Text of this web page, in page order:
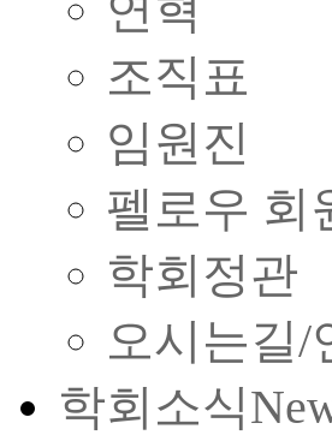
조직표
임원진
펠로우 회
학회정관
오시는길/
학회소식